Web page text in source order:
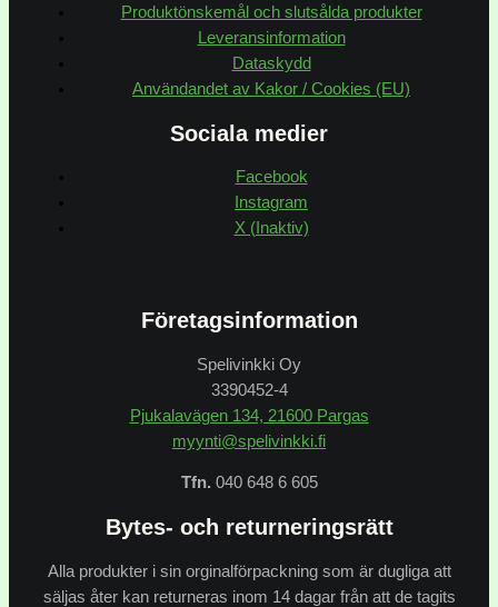
Produktönskemål och slutsålda produkter
Leveransinformation
Dataskydd
Användandet av Kakor / Cookies (EU)
Sociala medier
Facebook
Instagram
X (Inaktiv)
Företagsinformation
Spelivinkki Oy
3390452-4
Pjukalavägen 134, 21600 Pargas
myynti@spelivinkki.fi
Tfn. 040 648 6 605
Bytes- och returneringsrätt
Alla produkter i sin orginalförpackning som är dugliga att
säljas åter kan returneras inom 14 dagar från att de tagits